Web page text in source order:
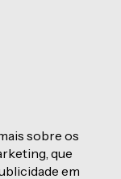
sobre os
que
em